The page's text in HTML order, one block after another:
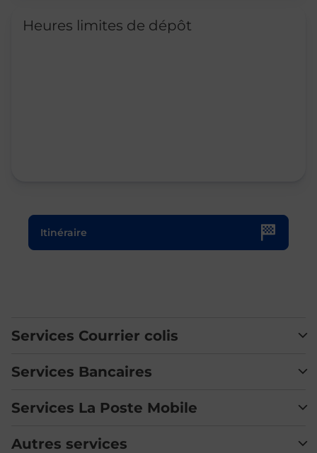
Heures limites de dépôt
Itinéraire
Le lien s'ouvre dans un nouvel onglet
Services Courrier colis
Services Bancaires
Services La Poste Mobile
Autres services